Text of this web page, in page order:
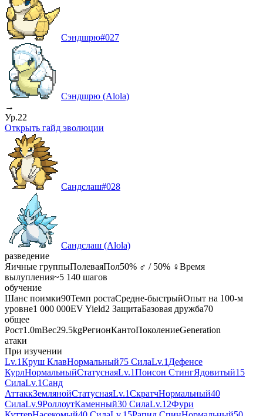
Сэндшрю#027
Сэндшрю (Alola)
→
Ур.22
Открыть гайд эволюции
Сандслаш#028
Сандслаш (Alola)
разведение
Яичные группыПолеваяПол50% ♂ / 50% ♀Время
вылупления~5 140 шагов
обучение
Шанс поимки90Темп ростаСредне-быстрыйОпыт на 100-м
уровне1 000 000EV Yield2 ЗащитаБазовая дружба70
общее
Рост1.0mВес29.5kgРегионКантоПоколениеGeneration
атаки
При изучении
Lv.1Круш КлавНормальный75 СилаLv.1 Дефенсе
КурлНормальныйСтатуснаяLv.1Поисон СтингЯдовитый15
СилаLv.1Санд
АттаккЗемлянойСтатуснаяLv.1СкратчНормальный40
СилаLv.9РоллоутКаменный30 СилаLv.12Фури